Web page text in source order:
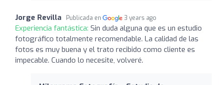
Jorge Revilla Publicada en 3 years ago
Experiencia fantástica: Sin duda alguna que es un estudio
fotográfico totalmente recomendable. La calidad de las
fotos es muy buena y el trato recibido como cliente es
impecable. Cuando lo necesite, volveré.